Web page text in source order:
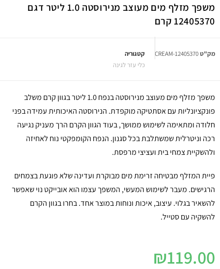
משפך מזלף מים מעוצב מנירוסטה 1.0 ליטר דגם
12405370 קרם
מק"ט12405370-CREAM
קטגוריה
כלי עזר לגינה
משפך מזלף מים מעוצב מנירוסטה בנפח 1.0 ליטר בגוון קרם משלב
פונקציונליות עם אסתטיקה מוקפדת. הנירוסטה האיכותית עמידה בפני
חלודה ומתאימה לשימוש ממושך, בעוד הגוון הקרם הרך מעניק נגיעה
רכה וניטרלית שמשתלבת בכל סגנון. הנפח הקומפקטי נוח לאחיזה
ולהשקיית צמחי בית ועציצי מרפסת.
פיית המזלף מבטיחה זרימת מים מבוקרת ועדינה שלא פוגעת בצמחים
הרגישים. מעבר לשימוש המעשי, המשפך עצמו הוא אובייקט נוי שאפשר
להשאיר בגלוי. עיצוב, איכות ונוחות במוצר אחד. בחרו בגוון הקרם
להשקיה עם סטייל.
₪119.00